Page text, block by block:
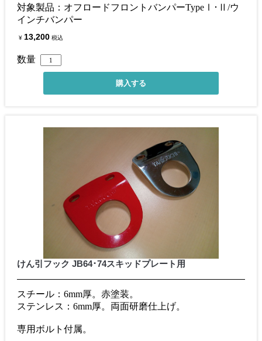
対象製品：オフロードフロントバンパーTypeⅠ･Ⅱ/ウ
インチバンパー
¥ 13,200 税込
数量
けん引フック JB64･74スキッドプレート用
スチール：6mm厚。赤塗装。
ステンレス：6mm厚。両面研磨仕上げ。
専用ボルト付属。